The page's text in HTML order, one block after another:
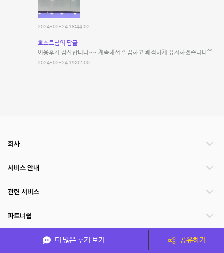
2024-02-24 18:44:02
호스트님의 답글
이용후기 감사합니다~~ 계속해서 깔끔하고 쾌적하게 유지하겠습니다^^
2024-02-24 19:02:00
더 많은 후기 보기 공유하기
회사
서비스 안내
관련 서비스
파트너쉽
서비스 제공 국가